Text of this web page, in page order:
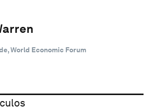
World Economic Forum